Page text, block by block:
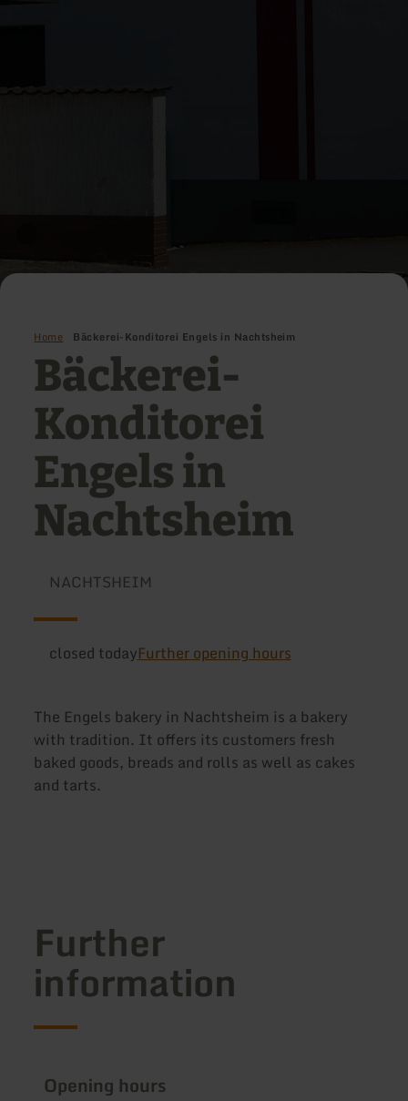
Home Bäckerei-Konditorei Engels in Nachtsheim
Bäckerei-
Konditorei
Engels in
Nachtsheim
NACHTSHEIM
closed todayFurther opening hours
The Engels bakery in Nachtsheim is a bakery
with tradition. It offers its customers fresh
baked goods, breads and rolls as well as cakes
and tarts.
Further
information
Opening hours